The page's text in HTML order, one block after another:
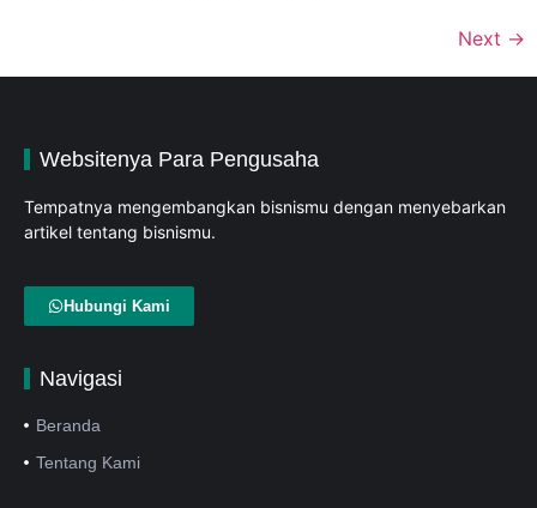
Next →
Websitenya Para Pengusaha
Tempatnya mengembangkan bisnismu dengan menyebarkan
artikel tentang bisnismu.
Hubungi Kami
Navigasi
Beranda
Tentang Kami